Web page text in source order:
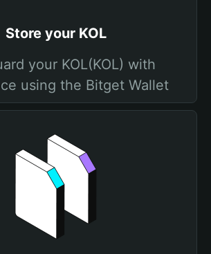
Store your KOL
your KOL(KOL) with
using the Bitget Wallet